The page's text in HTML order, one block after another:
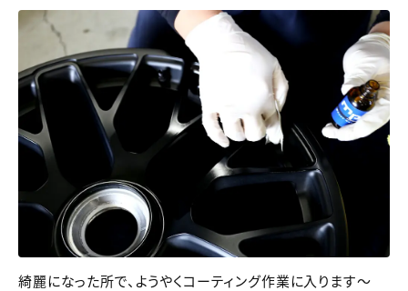
綺麗になった所で、ようやくコーティング作業に入ります～